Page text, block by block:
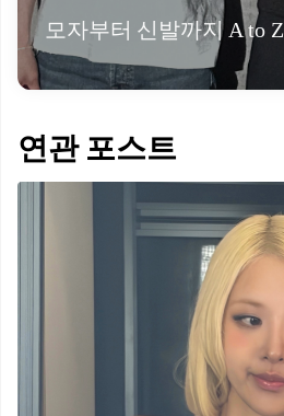
모자부터 신발까지 A to Z
연관 포스트